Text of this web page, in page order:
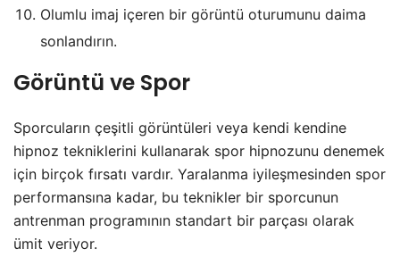
Olumlu imaj içeren bir görüntü oturumunu daima
sonlandırın.
Görüntü ve Spor
Sporcuların çeşitli görüntüleri veya kendi kendine
hipnoz tekniklerini kullanarak spor hipnozunu denemek
için birçok fırsatı vardır. Yaralanma iyileşmesinden spor
performansına kadar, bu teknikler bir sporcunun
antrenman programının standart bir parçası olarak
ümit veriyor.